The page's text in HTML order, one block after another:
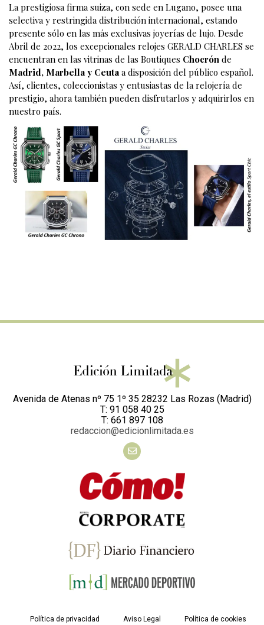
La prestigiosa firma suiza, con sede en Lugano, posee una
selectiva y restringida distribución internacional, estando
presente sólo en las más exclusivas joyerías de lujo. Desde
Abril de 2022, los excepcionales relojes GERALD CHARLES se
encuentran en las vitrinas de las Boutiques Chocrón de
Madrid, Marbella y Ceuta a disposición del público español.
Así, clientes, coleccionistas y entusiastas de la relojería de
prestigio, ahora también pueden disfrutarlos y adquirirlos en
nuestro país.
Avenida de Atenas nº 75 1º 35 28232 Las Rozas (Madrid)
T: 91 058 40 25
T: 661 897 108
redaccion@edicionlimitada.es
Política de privacidad Aviso Legal Política de cookies